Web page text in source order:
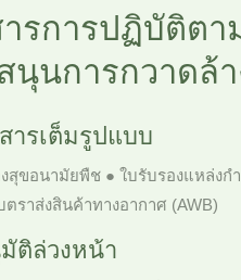
ารการปฏิบัติตา
นุนการกวาดล้
ารเต็มรูปแบบ
สุขอนามัยพืช ● ใบรับรองแหล่งก
ราส่งสินค้าทางอากาศ (AWB)
ติล่วงหน้า